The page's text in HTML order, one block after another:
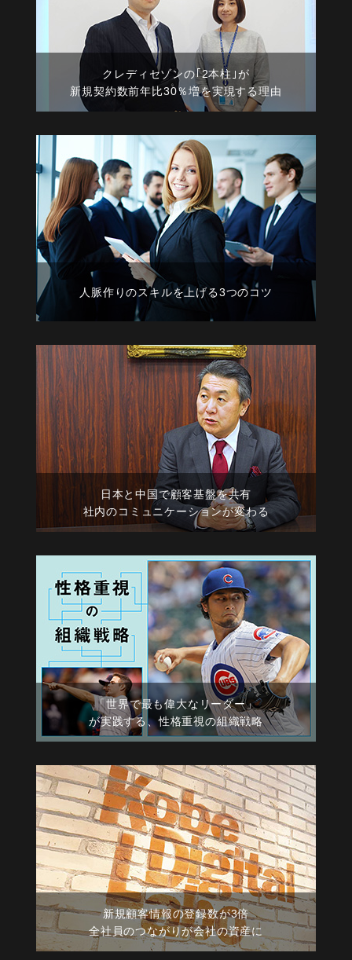
クレディセゾンの｢2本柱｣が
新規契約数前年比30％増を実現する理由
人脈作りのスキルを上げる3つのコツ
日本と中国で顧客基盤を共有
社内のコミュニケーションが変わる
「世界で最も偉大なリーダー」
が実践する、性格重視の組織戦略
新規顧客情報の登録数が3倍
全社員のつながりが会社の資産に